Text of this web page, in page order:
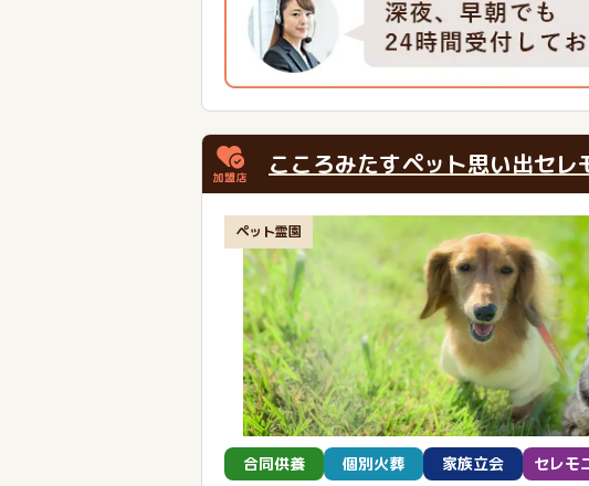
こころみたすペット思い出セレ
ペット霊園
合同供養 個別火葬 家族立会 セレモ